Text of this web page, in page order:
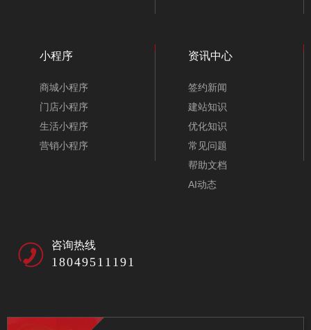
小程序
商城小程序
门店小程序
生活小程序
营销小程序
资讯中心
签约新闻
建站知识
优化知识
常见问题
帮助文档
AI动态
咨询热线
18049511191